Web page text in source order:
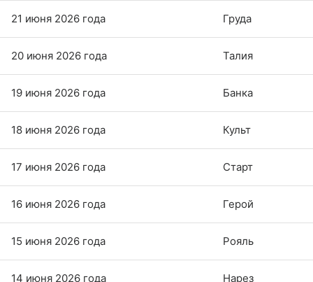
21 июня 2026 года Груда
20 июня 2026 года Талия
19 июня 2026 года Банка
18 июня 2026 года Культ
17 июня 2026 года Старт
16 июня 2026 года Герой
15 июня 2026 года Рояль
14 июня 2026 года Нарез